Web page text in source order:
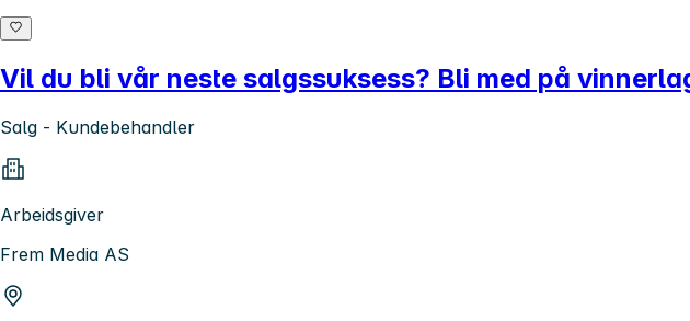
Vil du bli vår neste salgssuksess? Bli med på
Salg - Kundebehandler
Arbeidsgiver
Frem Media AS